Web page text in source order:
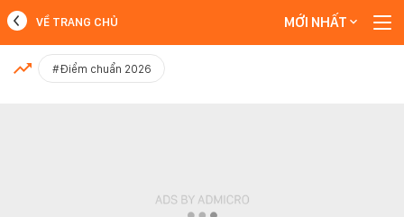
MỚI NHẤT
VỀ TRANG CHỦ MỚI NHẤT
#Điểm chuẩn 2026